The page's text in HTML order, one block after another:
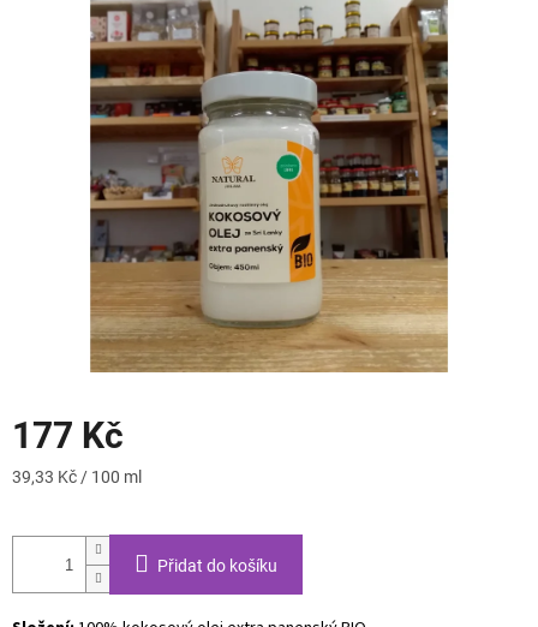
177 Kč
Měrná
39,33 Kč / 100 ml
Přidat do košíku